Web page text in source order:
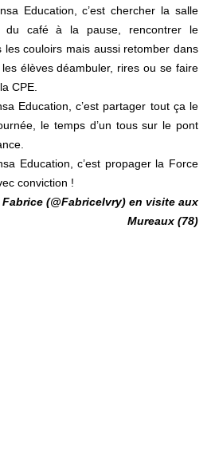
Education, c’est chercher la salle
du café à la pause, rencontrer le
couloirs mais aussi retomber dans
élèves déambuler, rires ou se faire
CPE.
Education, c’est partager tout ça le
le temps d’un tous sur le pont
Education, c’est propager la Force
conviction !
Fabrice (@FabriceIvry) en visite aux
Mureaux (78)